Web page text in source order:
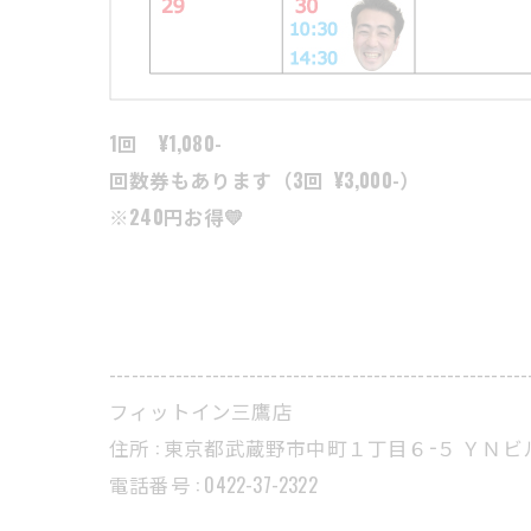
1回 ¥1,080-
回数券もあります（3回 ¥3,000-）
※240円お得💛
フィットイン三鷹店
住所 : 東京都武蔵野市中町１丁目６−５ ＹＮビ
電話番号 : 0422-37-2322